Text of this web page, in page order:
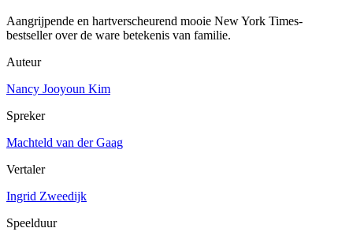
Aangrijpende en hartverscheurend mooie New York Times-
bestseller over de ware betekenis van familie.
Auteur
Nancy Jooyoun Kim
Spreker
Machteld van der Gaag
Vertaler
Ingrid Zweedijk
Speelduur